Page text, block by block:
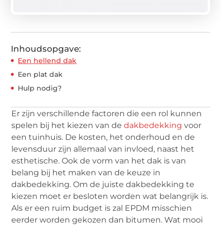
Inhoudsopgave:
Een hellend dak
Een plat dak
Hulp nodig?
Er zijn verschillende factoren die een rol kunnen
spelen bij het kiezen van dedakbedekking voor
een tuinhuis. De kosten, het onderhoud en de
levensduur zijn allemaal van invloed, naast het
esthetische. Ook de vorm van het dak is van
belang bij het maken van de keuze in
dakbedekking. Om de juiste dakbedekking te
kiezen moet er besloten worden wat belangrijk is.
Als er een ruim budget is zal EPDM misschien
eerder worden gekozen dan bitumen. Wat mooi